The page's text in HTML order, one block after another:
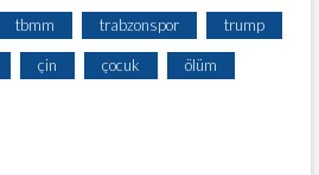
tbmm trabzonspor trump
çin çocuk ölüm